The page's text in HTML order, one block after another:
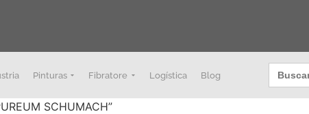
Pinturas Fibratore Logística Blog
Buscar:
SCHUMACH”